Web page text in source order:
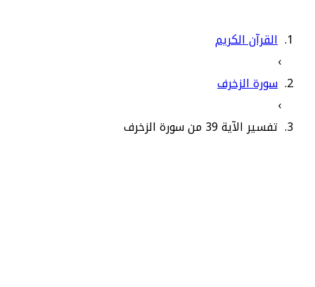
القرآن الكريم
›
سورة الزخرف
›
تفسير الآية 39 من سورة الزخرف